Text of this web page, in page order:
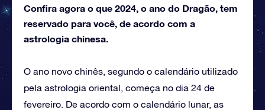
Confira agora o que 2024, o ano do Dragão, tem
reservado para você, de acordo com a
astrologia chinesa.
O ano novo chinês, segundo o calendário utilizado
pela astrologia oriental, começa no dia 24 de
fevereiro. De acordo com o calendário lunar, as